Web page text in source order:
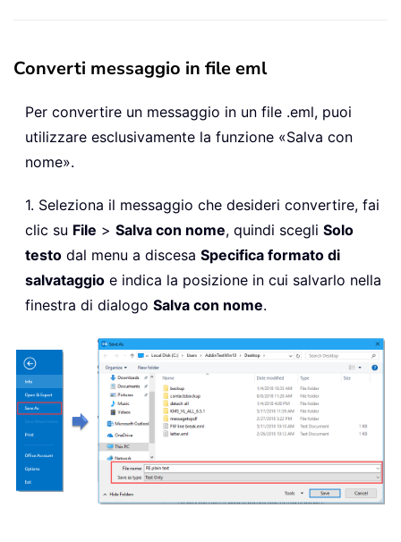
Converti messaggio in file eml
Per convertire un messaggio in un file .eml, puoi
utilizzare esclusivamente la funzione «Salva con
nome».
1. Seleziona il messaggio che desideri convertire, fai
clic su File > Salva con nome, quindi scegli Solo
testo dal menu a discesa Specifica formato di
salvataggio e indica la posizione in cui salvarlo nella
finestra di dialogo Salva con nome.